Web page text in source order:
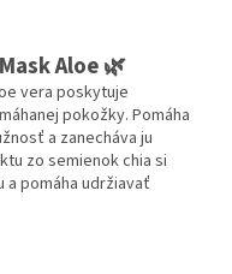
Aloe 🌿
vera poskytuje
pokožky. Pomáha
a zanecháva ju
zo semienok chia si
a pomáha udržiavať